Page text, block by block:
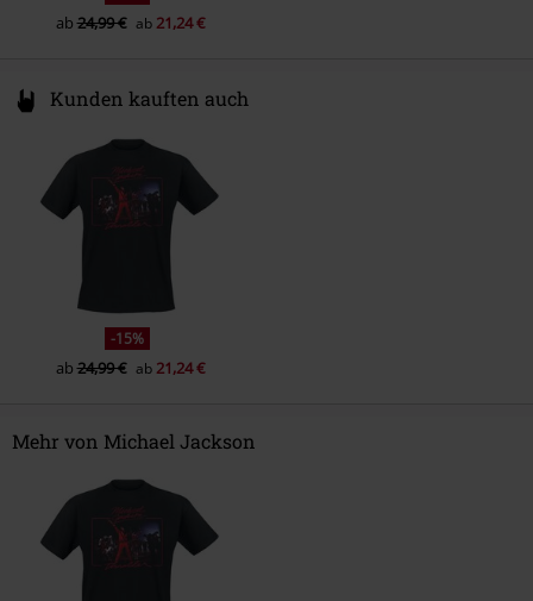
ab24,99 € ab 21,24 €
Kunden kauften auch
-15%
ab24,99 € ab 21,24 €
Mehr von Michael Jackson